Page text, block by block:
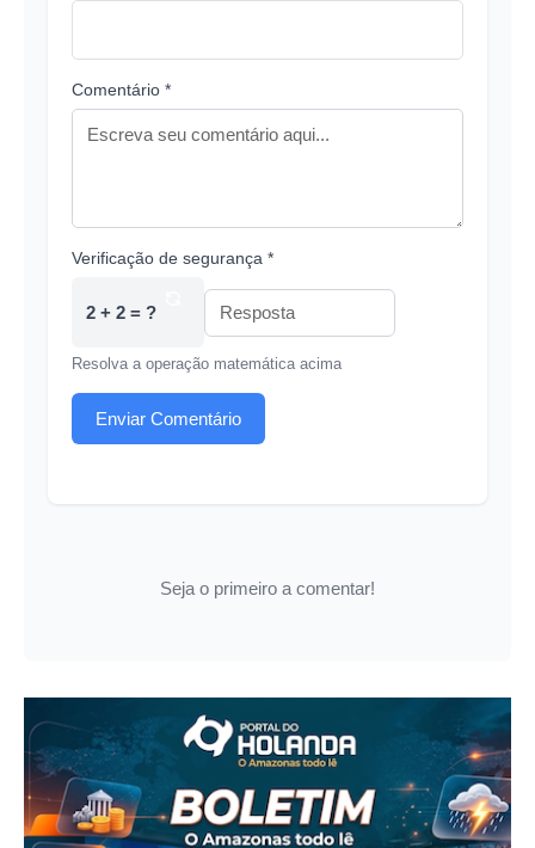
Comentário *
Verificação de segurança *
2 + 2 = ?
Resolva a operação matemática acima
Enviar Comentário
Seja o primeiro a comentar!